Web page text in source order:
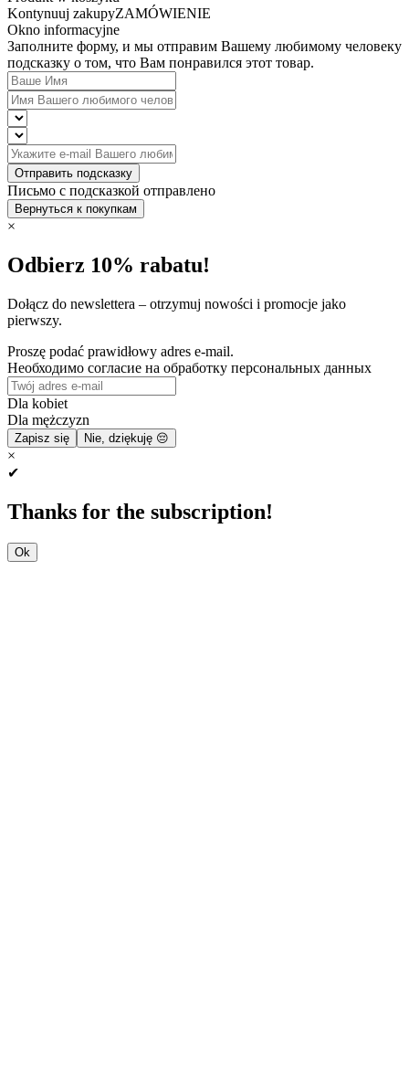
Kontynuuj zakupyZAMÓWIENIE
Okno informacyjne
Заполните форму, и мы отправим Вашему любимому человеку
подсказку о том, что Вам понравился этот товар.
Отправить подсказку
Письмо с подсказкой отправлено
Вернуться к покупкам
×
Odbierz 10% rabatu!
Dołącz do newslettera – otrzymuj nowości i promocje jako
pierwszy.
Proszę podać prawidłowy adres e-mail.
Необходимо согласие на обработку персональных данных
Dla kobiet
Dla mężczyzn
Zapisz się Nie, dziękuję 😔
×
✔
Thanks for the subscription!
Ok